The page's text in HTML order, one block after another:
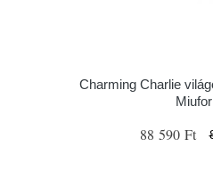
Charming Charlie
88 590 Ft